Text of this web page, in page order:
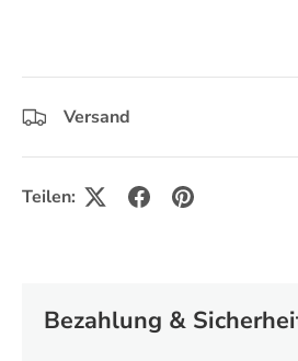
Versand
Teilen:
Bezahlung &